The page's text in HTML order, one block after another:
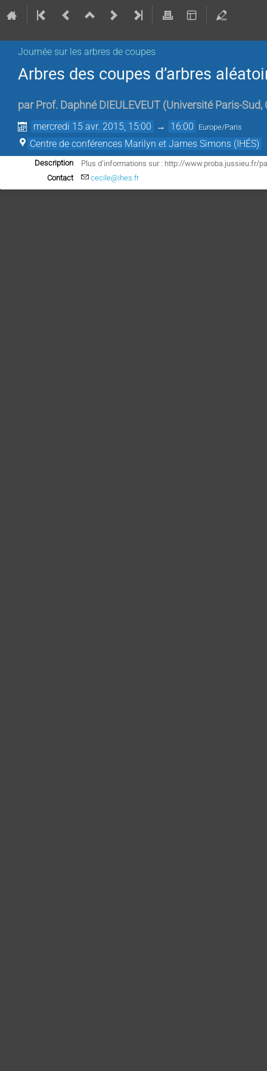
Journée sur les arbres de coupes
Arbres des coupes d’arbres
par Prof. Daphné DIEULEVEUT (Université Paris-Sud,
mercredi 15 avr. 2015, 15:00 → 16:00 Europe/Paris
Centre de conférences Marilyn et James Simons (IHÉS)
Description Plus d’informations sur : http://www.proba.jussieu.fr/
Contact cecile@ihes.fr